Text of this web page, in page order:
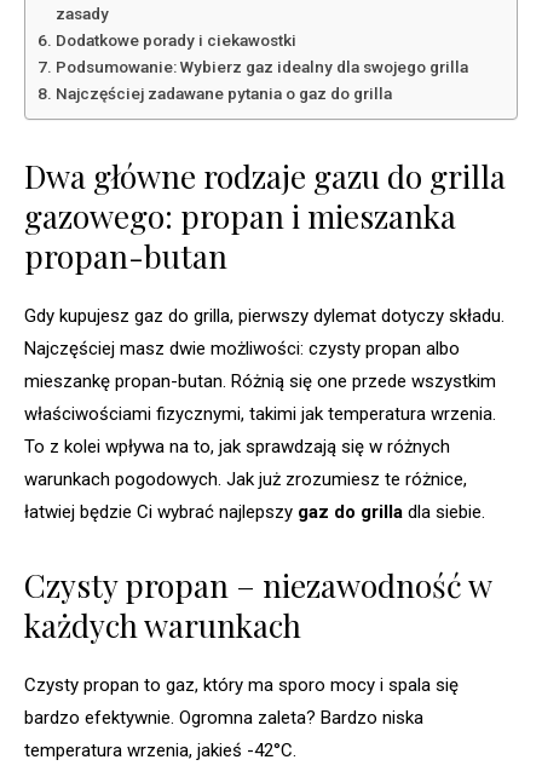
zasady
Dodatkowe porady i ciekawostki
Podsumowanie: Wybierz gaz idealny dla swojego grilla
Najczęściej zadawane pytania o gaz do grilla
Dwa główne rodzaje gazu do grilla
gazowego: propan i mieszanka
propan-butan
Gdy kupujesz gaz do grilla, pierwszy dylemat dotyczy składu.
Najczęściej masz dwie możliwości: czysty propan albo
mieszankę propan-butan. Różnią się one przede wszystkim
właściwościami fizycznymi, takimi jak temperatura wrzenia.
To z kolei wpływa na to, jak sprawdzają się w różnych
warunkach pogodowych. Jak już zrozumiesz te różnice,
łatwiej będzie Ci wybrać najlepszy gaz do grilla dla siebie.
Czysty propan – niezawodność w
każdych warunkach
Czysty propan to gaz, który ma sporo mocy i spala się
bardzo efektywnie. Ogromna zaleta? Bardzo niska
temperatura wrzenia, jakieś -42°C.